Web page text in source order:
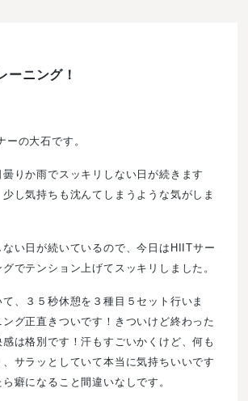
ーニング！
の大石です。
りか雨でスッキリしない日が続きます
し気持ちも沈んてしまうような気がしま
い日が続いているので、今日はHIITサー
でテンション上げてスッキリしました。
、３５秒休憩を３種目５セット行いま
グ正直きついです！きついけど終わった
は格別です！汗もすごいかくけど、何も
サラッとしていて本当に気持ちいいです
癖になること間違いなしです。